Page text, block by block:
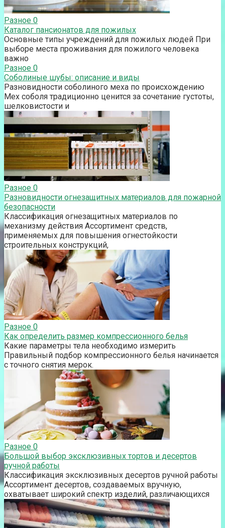
Разное 0
Каталог пансионатов для пожилых
Основные типы учреждений для пожилых людей При
выборе места проживания для пожилого человека
важно
Разное 0
Соболиные шубы: описание и виды
Разновидности соболиного меха по происхождению
Мех соболя традиционно ценится за сочетание густоты,
шелковистости и
Разное 0
Разновидности огнезащитных материалов для пожарной
безопасности
Классификация огнезащитных материалов по
механизму действия Ассортимент средств,
применяемых для повышения огнестойкости
строительных конструкций,
Разное 0
Как определить размер компрессионного белья
Какие параметры тела необходимо измерить
Правильный подбор компрессионного белья начинается
с точного снятия мерок.
Разное 0
Большой выбор эксклюзивных тортов и десертов
ручной работы
Классификация эксклюзивных десертов ручной работы
Ассортимент десертов, создаваемых вручную,
охватывает широкий спектр изделий, различающихся